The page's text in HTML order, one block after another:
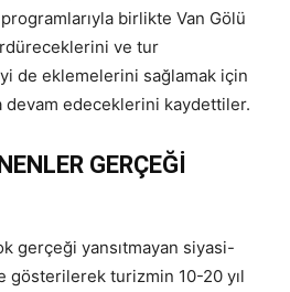
birlikte Van Gölü
ve tur
de eklemelerini sağlamak için
devam edeceklerini kaydettiler.
GERÇEĞİ
gerçeği yansıtmayan siyasi-
gösterilerek turizmin 10-20 yıl